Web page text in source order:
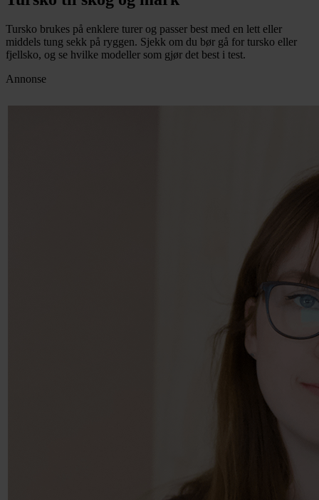
Tursko brukes på enklere turer og passer best med en lett eller
middels tung sekk på ryggen. Sjekk om du bør gå for tursko eller
fjellsko, og se hvilke modeller som gjør det best i test.
Annonse